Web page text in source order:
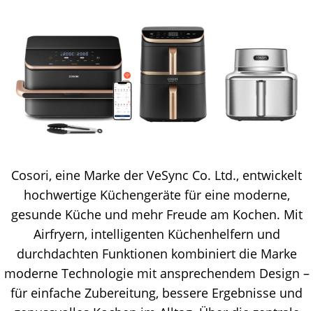
Cosori, eine Marke der VeSync Co. Ltd., entwickelt
hochwertige Küchengeräte für eine moderne,
gesunde Küche und mehr Freude am Kochen. Mit
Airfryern, intelligenten Küchenhelfern und
durchdachten Funktionen kombiniert die Marke
moderne Technologie mit ansprechendem Design –
für einfache Zubereitung, bessere Ergebnisse und